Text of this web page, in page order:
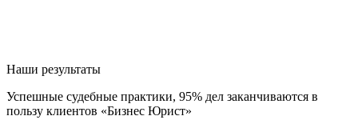
Наши результаты
Успешные судебные практики, 95% дел заканчиваются в
пользу клиентов «Бизнес Юрист»